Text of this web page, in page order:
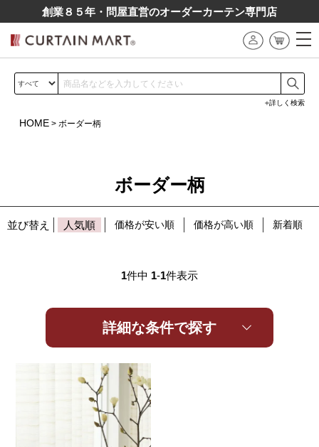
創業８５年・問屋直営のオーダーカーテン専⾨店
詳しく検索
HOME ボーダー柄
詳細な条件で探す
ボーダー柄
並び替え 人気順 価格が安い順 価格が高い順 新着順
1件中 1-1件表示